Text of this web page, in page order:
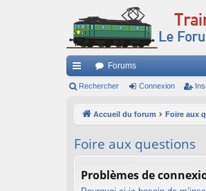
ac
ci
Forums
Rechercher Connexion
Accueil du forum Foire aux
Foire aux questions
Problèmes de